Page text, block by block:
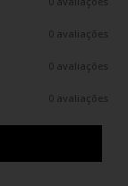
0 avaliações
0 avaliações
0 avaliações